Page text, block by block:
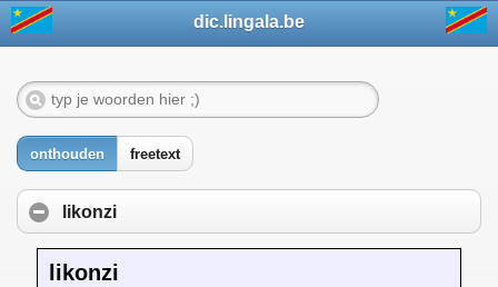
dic.lingala.be
onthouden freetext
likonzi
likonzi